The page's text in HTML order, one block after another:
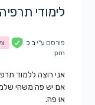
לימודי
פורסם ע"יב כ
pm
אני רוצה ללמוד
אם יש פה משהי
או פה.